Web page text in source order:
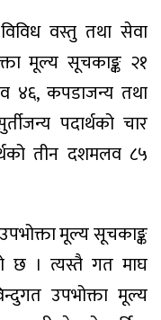
वस्तु तथा सेवा
मूल्य सूचकाङ्क २१
४६, कपडाजन्य तथा
पदार्थको चार
तीन दशमलव ८५
मूल्य सूचकाङ्क
छ । त्यस्तै गत माघ
उपभोक्ता मूल्य